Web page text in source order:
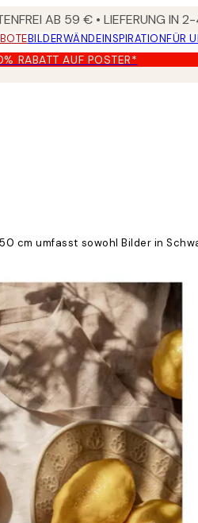
AB 59 € • LIEFERUNG IN
BILDERWÄNDEINSPIRATIONFÜR
RABATT AUF POSTER*
cm umfasst sowohl Bilder in